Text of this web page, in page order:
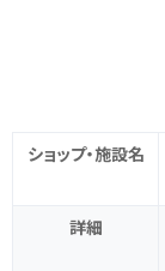
ショップ・施設名
詳細